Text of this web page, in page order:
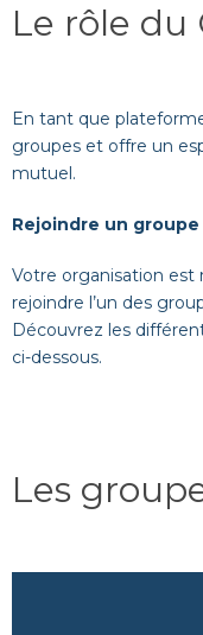
Le rôle du
En tant que
groupes et offre un
mutuel.
Rejoindre un
Votre organisation est
rejoindre l’un des
Découvrez les
ci-dessous.
Les